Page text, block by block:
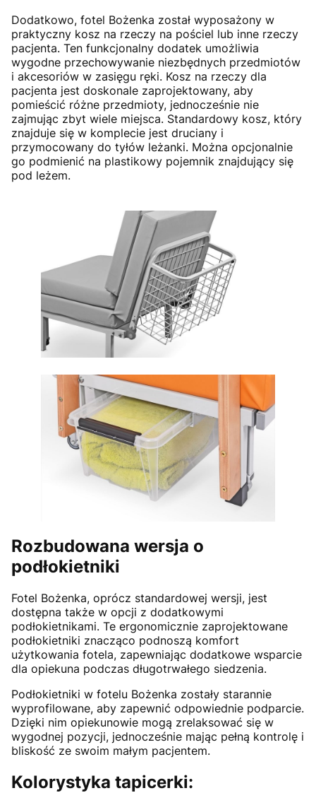
Dodatkowo, fotel Bożenka został wyposażony w
praktyczny kosz na rzeczy na pościel lub inne rzeczy
pacjenta. Ten funkcjonalny dodatek umożliwia
wygodne przechowywanie niezbędnych przedmiotów
i akcesoriów w zasięgu ręki. Kosz na rzeczy dla
pacjenta jest doskonale zaprojektowany, aby
pomieścić różne przedmioty, jednocześnie nie
zajmując zbyt wiele miejsca. Standardowy kosz, który
znajduje się w komplecie jest druciany i
przymocowany do tyłów leżanki. Można opcjonalnie
go podmienić na plastikowy pojemnik znajdujący się
pod leżem.
Rozbudowana wersja o
podłokietniki
Fotel Bożenka, oprócz standardowej wersji, jest
dostępna także w opcji z dodatkowymi
podłokietnikami. Te ergonomicznie zaprojektowane
podłokietniki znacząco podnoszą komfort
użytkowania fotela, zapewniając dodatkowe wsparcie
dla opiekuna podczas długotrwałego siedzenia.
Podłokietniki w fotelu Bożenka zostały starannie
wyprofilowane, aby zapewnić odpowiednie podparcie.
Dzięki nim opiekunowie mogą zrelaksować się w
wygodnej pozycji, jednocześnie mając pełną kontrolę i
bliskość ze swoim małym pacjentem.
Kolorystyka tapicerki: